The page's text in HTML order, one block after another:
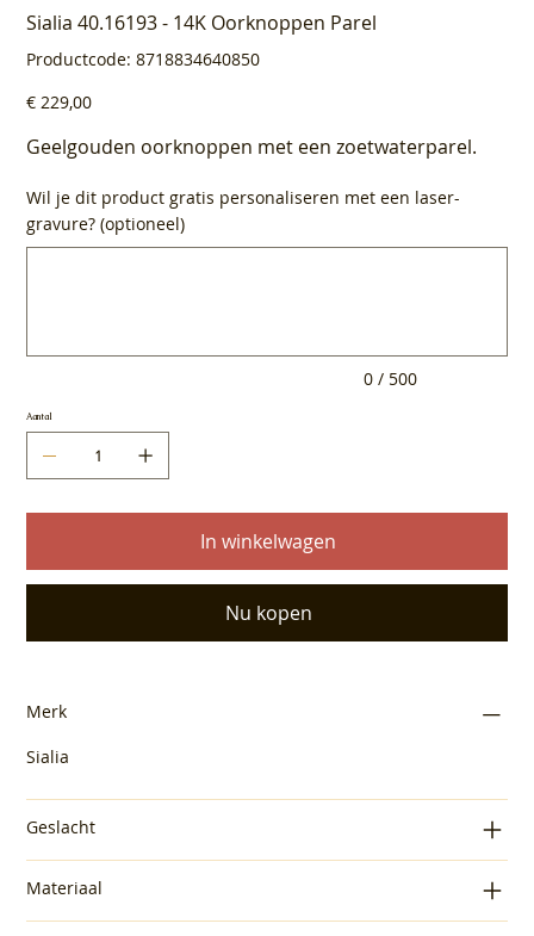
Sialia 40.16193 - 14K Oorknoppen Parel
Productcode: Productcode
8718834640850
8718834640850
Prijs
€ 229,00
Geelgouden oorknoppen met een zoetwaterparel.
Wil je dit product gratis personaliseren met een laser-
gravure? (optioneel)
0 / 500
Aantal
In winkelwagen
Nu kopen
Merk
Sialia
Geslacht
Materiaal